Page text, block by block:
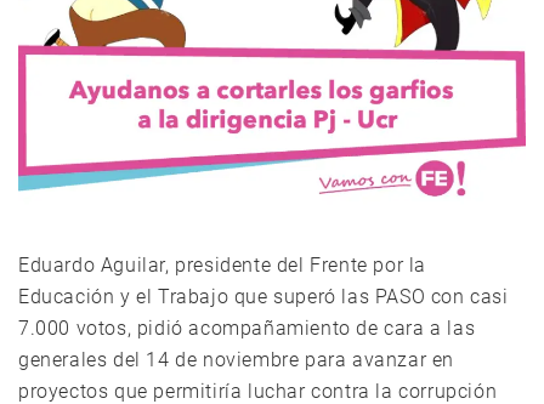
Eduardo Aguilar, presidente del Frente por la
Educación y el Trabajo que superó las PASO con casi
7.000 votos, pidió acompañamiento de cara a las
generales del 14 de noviembre para avanzar en
proyectos que permitiría luchar contra la corrupción